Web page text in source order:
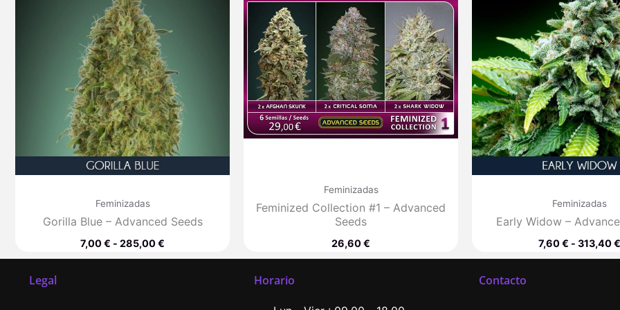
Feminizadas
Gorilla Blue – Advanced Seeds
7,00€ - 285,00€
hasta
Feminizadas
Feminized Collection #1 – Advanced
Seeds
26,60€
Feminizadas
Early Widow –
7,60€ - 313,40€
Legal Horario Contacto